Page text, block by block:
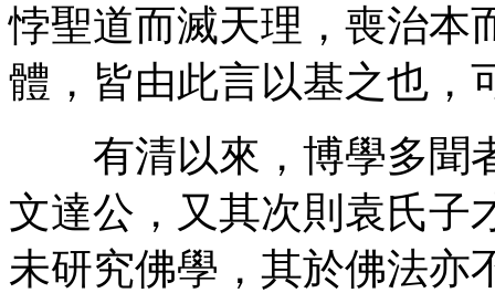
悖聖道而滅天理，喪治本
體，皆由此言以基之也，
有清以來，博學多聞
文達公，又其次則袁氏子
未研究佛學，其於佛法亦